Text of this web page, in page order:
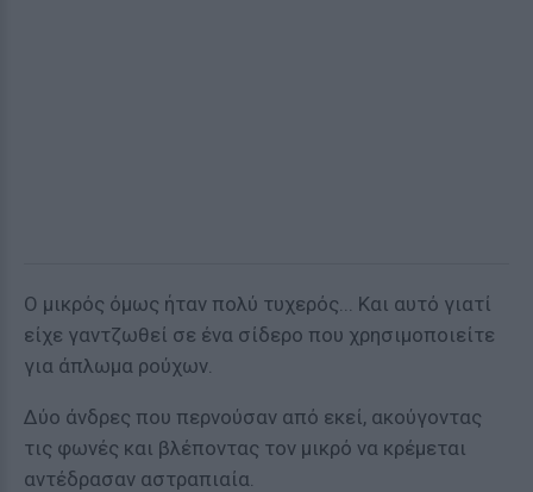
Ο μικρός όμως ήταν πολύ τυχερός... Και αυτό γιατί
είχε γαντζωθεί σε ένα σίδερο που χρησιμοποιείτε
για άπλωμα ρούχων.
Δύο άνδρες που περνούσαν από εκεί, ακούγοντας
τις φωνές και βλέποντας τον μικρό να κρέμεται
αντέδρασαν αστραπιαία.